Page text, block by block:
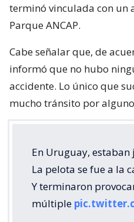
terminó vinculada con un
Parque ANCAP.
Cabe señalar que, de
informó que no hubo
accidente. Lo único que
mucho tránsito por
En Uruguay,
La pelota se fue a la
Y terminaron
múltiple